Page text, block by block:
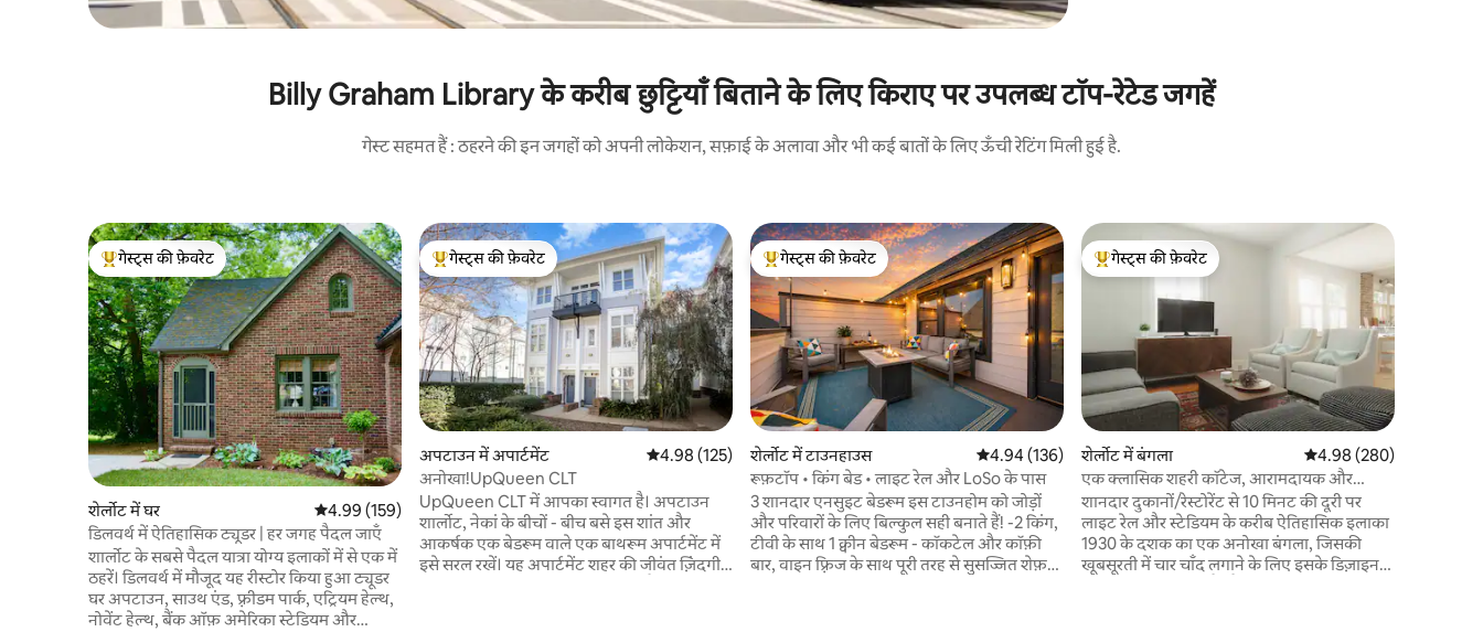
Billy Graham Library के करीब छुट्टियाँ बिताने के लिए किराए पर उपलब्ध टॉप-रेटेड जगहें
गेस्ट सहमत हैं : ठहरने की इन जगहों को अपनी लोकेशन, सफ़ाई के अलावा और भी कई बातों के लिए ऊँची रेटिंग मिली हुई है.
गेस्ट्स का टॉप फ़ेवरेट
गेस्ट्स की फ़ेवरेट
शेर्लोट में घर औसत रेटिंग 5 में से 4.99, 159 समीक्षाएँ
4.99 (159)
डिलवर्थ में ऐतिहासिक ट्यूडर | हर जगह पैदल जाएँ
शार्लोट के सबसे पैदल यात्रा योग्य इलाकों में से एक में
ठहरें। डिलवर्थ में मौजूद यह रीस्टोर किया हुआ ट्यूडर
घर अपटाउन, साउथ एंड, फ़्रीडम पार्क, एट्रियम हेल्थ,
नोवेंट हेल्थ, बैंक ऑफ़ अमेरिका स्टेडियम और
गेस्ट्स का टॉप फ़ेवरेट
गेस्ट्स की फ़ेवरेट
अपटाउन में अपार्टमेंट औसत रेटिंग 5 में से 4.98, 125 समीक्षाएँ
4.98 (125)
अनोखा!UpQueen CLT
UpQueen CLT में आपका स्वागत है। अपटाउन
शार्लोट, नेकां के बीचों - बीच बसे इस शांत और
आकर्षक एक बेडरूम वाले एक बाथरूम अपार्टमेंट में
इसे सरल रखें। यह अपार्टमेंट शहर की जीवंत ज़िंदगी
मनोरंजन और सांस्कृतिक आकर्षण मौजूद हैं। चाहे
गेस्ट्स का टॉप फ़ेवरेट
गेस्ट्स की फ़ेवरेट
शेर्लोट में टाउनहाउस औसत रेटिंग 5 में से 4.94, 136 समीक्षाएँ
4.94 (136)
रूफ़टॉप • किंग बेड • लाइट रेल और LoSo के पास
3 शानदार एनसुइट बेडरूम इस टाउनहोम को जोड़ों
और परिवारों के लिए बिल्कुल सही बनाते हैं! -2 किंग,
टीवी के साथ 1 क्वीन बेडरूम - कॉकटेल और कॉफ़ी
बार, वाइन फ़्रिज के साथ पूरी तरह से सुसज्जित शेफ़
गेस्ट्स का टॉप फ़ेवरेट
गेस्ट्स की फ़ेवरेट
शेर्लोट में बंगला औसत रेटिंग 5 में से 4.98,
4.98 (280)
एक क्लासिक शहरी कॉटेज, आरामदायक और
स्टाइलिश।
शानदार दुकानों/रेस्टोरेंट से 10 मिनट की दूरी पर
लाइट रेल और स्टेडियम के करीब ऐतिहासिक इलाका
1930 के दशक का एक अनोखा बंगला, जिसकी
खूबसूरती में चार चाँद लगाने के लिए इसके डिज़ाइन
किया गया है और आरामदायक फ़र्नीचर रखे गए हैं।